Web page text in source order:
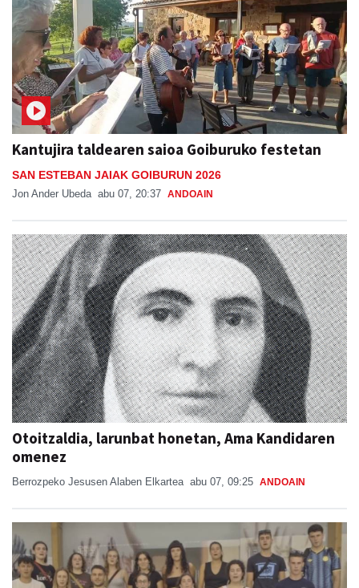
Kantujira taldearen saioa Goiburuko festetan
SAN ESTEBAN JAIAK GOIBURUN 2026
Jon Ander Ubeda abu 07, 20:37 ANDOAIN
Otoitzaldia, larunbat honetan, Ama Kandidaren
omenez
Berrozpeko Jesusen Alaben Elkartea abu 07, 09:25 ANDOAIN